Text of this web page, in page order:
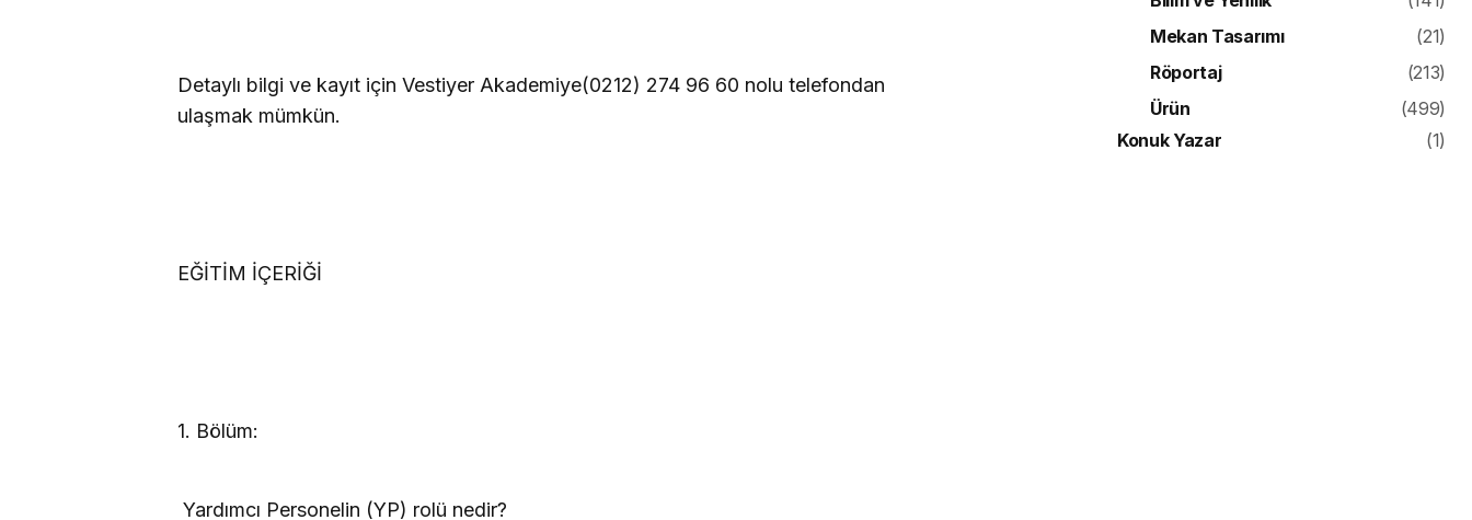
Detaylı bilgi ve kayıt için Vestiyer Akademiye(0212) 274 96 60 nolu telefondan
ulaşmak mümkün.
EĞİTİM İÇERİĞİ
1. Bölüm:
 Yardımcı Personelin (YP) rolü nedir?
Mekan Tasarımı
(21)
Röportaj
(213)
Ürün
(499)
Konuk Yazar
(1)